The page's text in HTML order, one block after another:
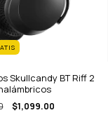
Skullcandy BT Riff 2
$1,099.00